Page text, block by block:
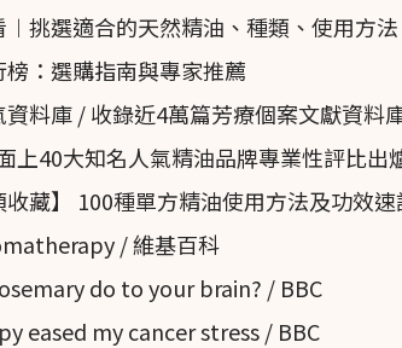
挑選適合的天然精油、種類、使用方法
：選購指南與專家推薦
料庫 / 收錄近4萬篇芳療個案文獻資料
上40大知名人氣精油品牌專業性評比
收藏】 100種單方精油使用方法及功效
/ 維基百科
do to your brain? / BBC
eased my cancer stress / BBC